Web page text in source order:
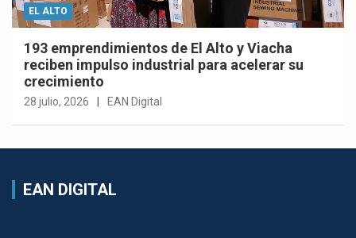
EL ALTO
193 emprendimientos de El Alto y Viacha
reciben impulso industrial para acelerar su
crecimiento
28 julio, 2026 EAN Digital
EAN DIGITAL